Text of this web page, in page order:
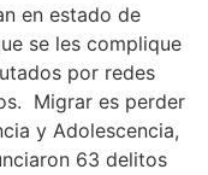
en estado de
se les complique
por redes
Migrar es perder
y Adolescencia,
63 delitos